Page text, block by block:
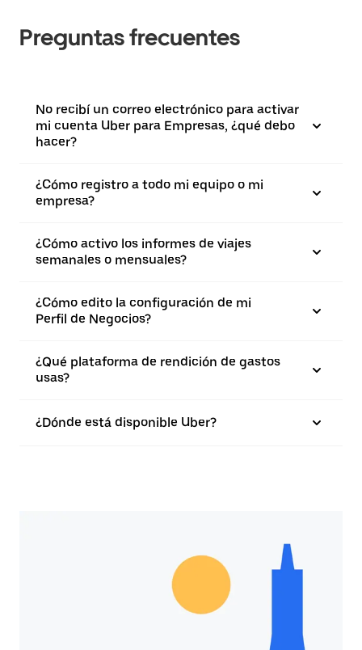
Preguntas frecuentes
No recibí un correo electrónico para activar
mi cuenta Uber para Empresas, ¿qué debo
hacer?
¿Cómo registro a todo mi equipo o mi
empresa?
¿Cómo activo los informes de viajes
semanales o mensuales?
¿Cómo edito la configuración de mi
Perfil de Negocios?
¿Qué plataforma de rendición de gastos
usas?
¿Dónde está disponible Uber?